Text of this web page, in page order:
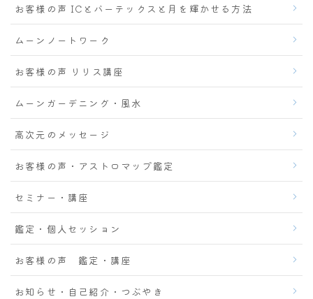
お客様の声 ICとバーテックスと月を輝かせる方法
ムーンノートワーク
お客様の声 リリス講座
ムーンガーデニング・風水
高次元のメッセージ
お客様の声・アストロマップ鑑定
セミナー・講座
鑑定・個人セッション
お客様の声 鑑定・講座
お知らせ・自己紹介・つぶやき